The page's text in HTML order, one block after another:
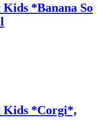
*Banana So
Kids *Corgi*,